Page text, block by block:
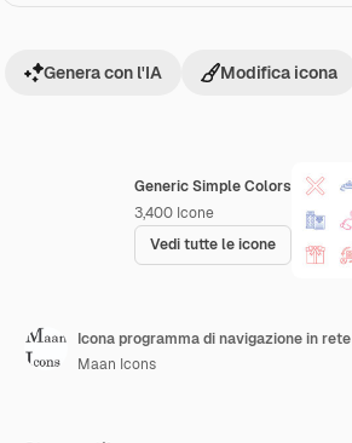
Generic Simple Colors
3,400 Icone
Vedi tutte le icone
Genera con l'IA Modifica icona
Icona programma di navigazione in rete
Maan Icons